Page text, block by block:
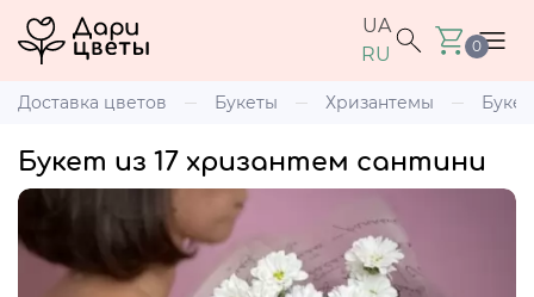
UA
RU
0
Доставка цветов Букеты Хризантемы
Букет из 17 хризантем сантини